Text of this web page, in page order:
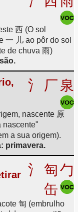
西 (O sol
一 儿 ao pôr do sol
de chuva 雨)
氵 厂 泉
nascente 原
nascente"
a sua origem).
primavera.
氵 匋勹
缶
匋 (embrulho